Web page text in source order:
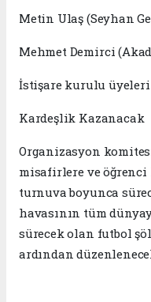
​Metin Ulaş (Seyhan
​Mehmet Demirci
​İstişare kurulu üyeleri
​Kardeşlik Kazanacak
​Organizasyon
misafirlere ve öğrenci
turnuva boyunca
havasının tüm
sürecek olan futbol
ardından